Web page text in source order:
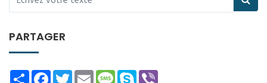
PARTAGER
ShareFacebookTwitterEmailMessage
Skype